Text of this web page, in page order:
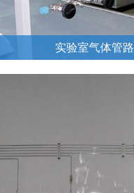
实验室气体管路